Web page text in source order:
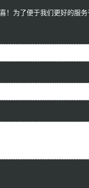
！为了便于我们更好的服